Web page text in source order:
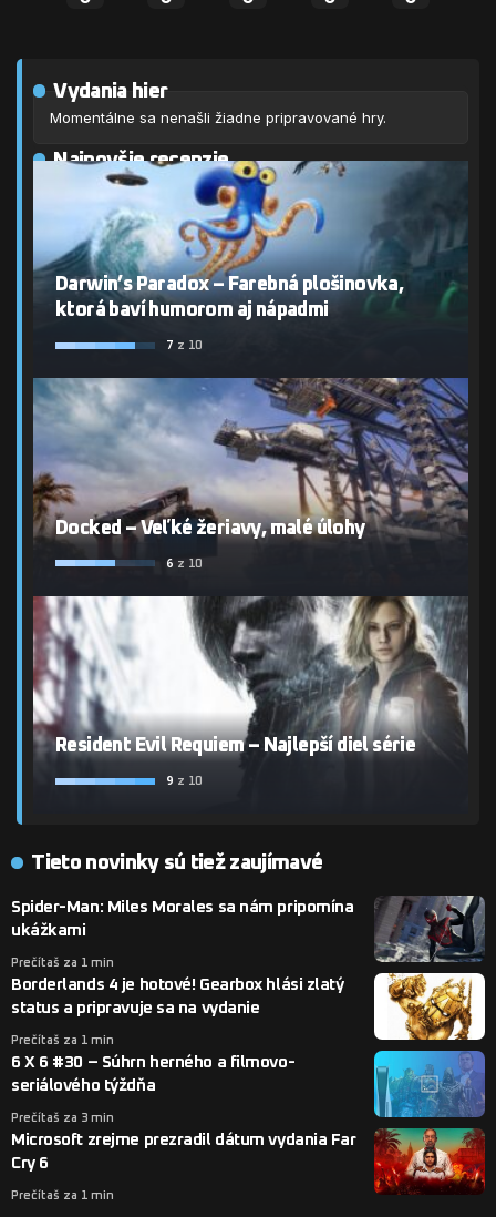
Vydania hier
Momentálne sa nenašli žiadne pripravované hry.
Najnovšie recenzie
Darwin’s Paradox – Farebná plošinovka,
ktorá baví humorom aj nápadmi
7 z 10
Docked – Veľké žeriavy, malé úlohy
6 z 10
Resident Evil Requiem – Najlepší diel série
9 z 10
Tieto novinky sú tiež zaujímavé
Spider-Man: Miles Morales sa nám pripomína
ukážkami
Prečítaš za 1 min
Borderlands 4 je hotové! Gearbox hlási zlatý
status a pripravuje sa na vydanie
Prečítaš za 1 min
6 X 6 #30 – Súhrn herného a filmovo-
seriálového týždňa
Prečítaš za 3 min
Microsoft zrejme prezradil dátum vydania Far
Cry 6
Prečítaš za 1 min